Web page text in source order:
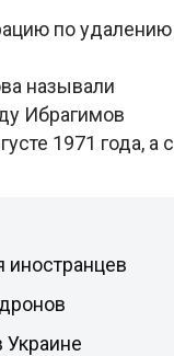
по удалению
называли
Ибрагимов
1971 года, а с
иностранцев
Украине